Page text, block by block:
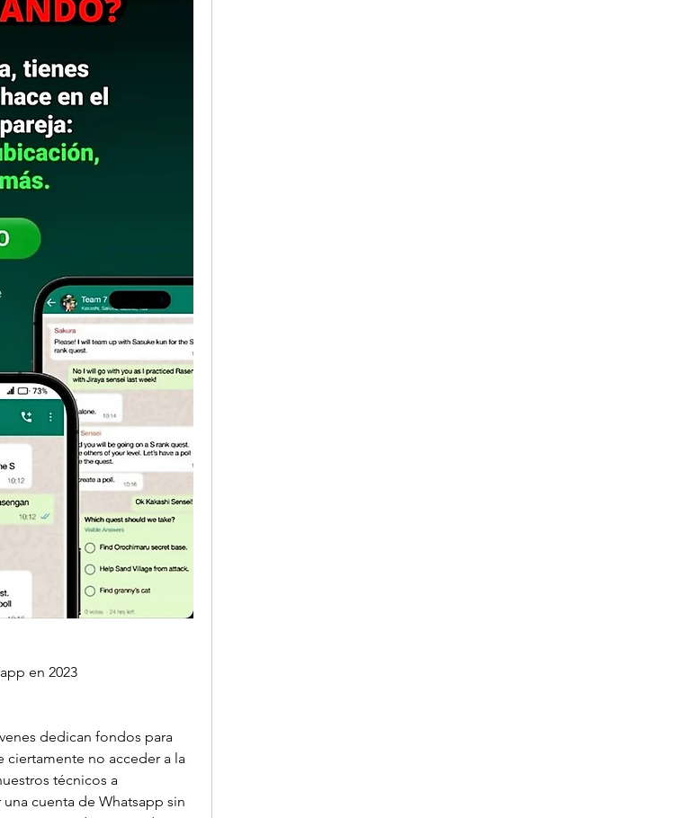
en 2023
dedican fondos para
ciertamente no acceder a la
técnicos a
cuenta de Whatsapp sin